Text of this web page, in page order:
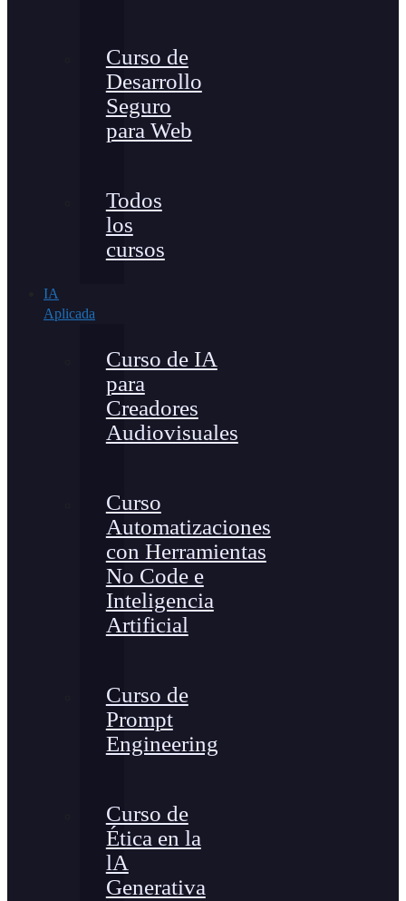
Curso de
Desarrollo
Seguro
para Web
Todos
los
cursos
IA
Aplicada
Curso de IA
para
Creadores
Audiovisuales
Curso
Automatizaciones
con Herramientas
No Code e
Inteligencia
Artificial
Curso de
Prompt
Engineering
Curso de
Ética en la
lA
Generativa